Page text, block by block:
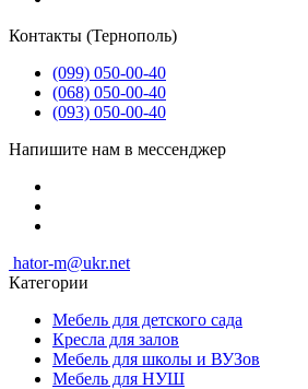
Контакты (Тернополь)
(099) 050-00-40
(068) 050-00-40
(093) 050-00-40
Напишите нам в мессенджер
hator-m@ukr.net
Категории
Мебель для детского сада
Кресла для залов
Мебель для школы и ВУЗов
Мебель для НУШ